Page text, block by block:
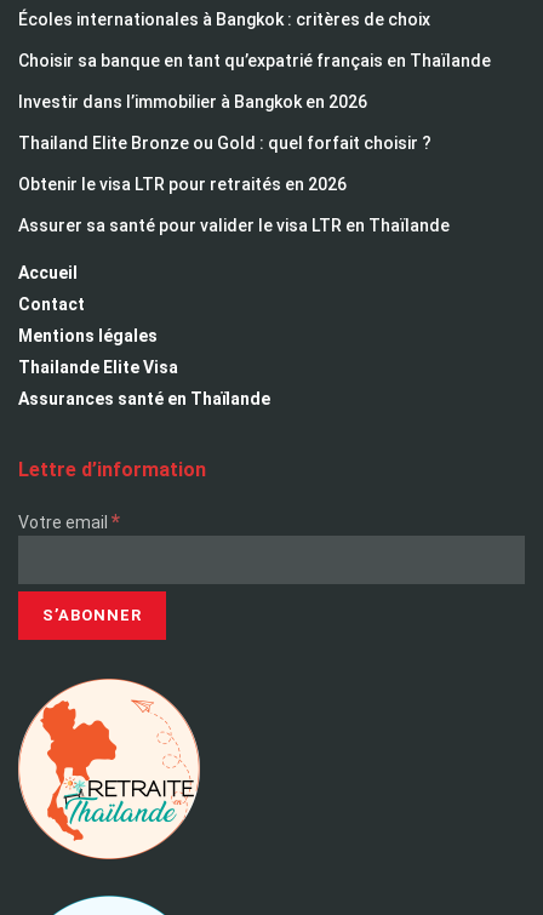
Écoles internationales à Bangkok : critères de choix
Choisir sa banque en tant qu’expatrié français en Thaïlande
Investir dans l’immobilier à Bangkok en 2026
Thailand Elite Bronze ou Gold : quel forfait choisir ?
Obtenir le visa LTR pour retraités en 2026
Assurer sa santé pour valider le visa LTR en Thaïlande
Accueil
Contact
Mentions légales
Thailande Elite Visa
Assurances santé en Thaïlande
Lettre d’information
Votre email *